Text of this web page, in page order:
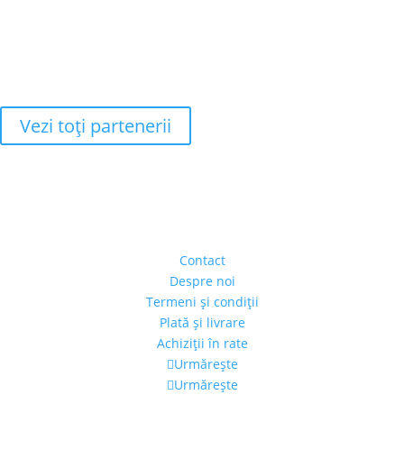
Vezi toţi partenerii
Contact
Despre noi
Termeni şi condiţii
Plată şi livrare
Achiziţii în rate
Urmărește
Urmărește